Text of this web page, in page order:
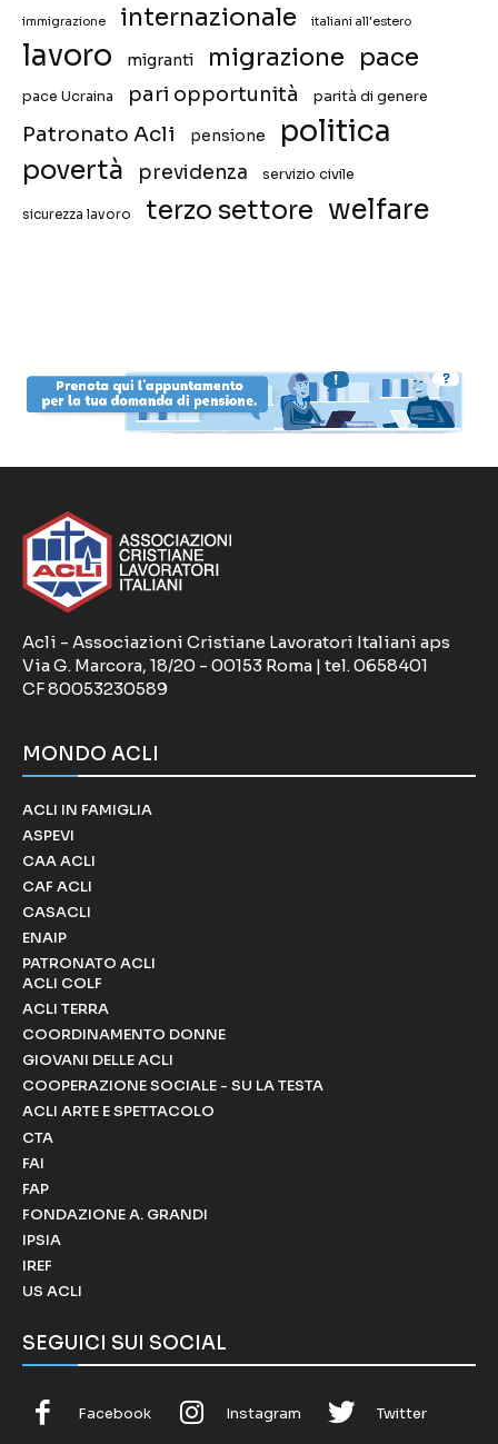
immigrazione internazionale italiani all'estero
lavoro migranti migrazione pace
pace Ucraina pari opportunità parità di genere
Patronato Acli pensione politica
povertà previdenza servizio civile
sicurezza lavoro terzo settore welfare
Acli - Associazioni Cristiane Lavoratori Italiani aps
Via G. Marcora, 18/20 - 00153 Roma | tel. 0658401
CF 80053230589
MONDO ACLI
ACLI IN FAMIGLIA
ASPEVI
CAA ACLI
CAF ACLI
CASACLI
ENAIP
PATRONATO ACLI
ACLI COLF
ACLI TERRA
COORDINAMENTO DONNE
GIOVANI DELLE ACLI
COOPERAZIONE SOCIALE - SU LA TESTA
ACLI ARTE E SPETTACOLO
CTA
FAI
FAP
FONDAZIONE A. GRANDI
IPSIA
IREF
US ACLI
SEGUICI SUI SOCIAL
Facebook Instagram Twitter